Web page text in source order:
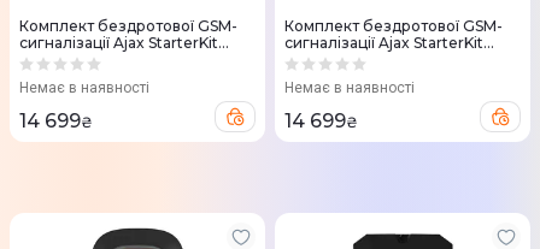
Комплект бездротової GSM-
сигналізації Ajax StarterKit
Cam (white) 000016461
Немає в наявності
14 699₴
Комплект бездротової GSM-
сигналізації Ajax StarterKit
Cam (black) 000 016 586
Немає в наявності
14 699₴